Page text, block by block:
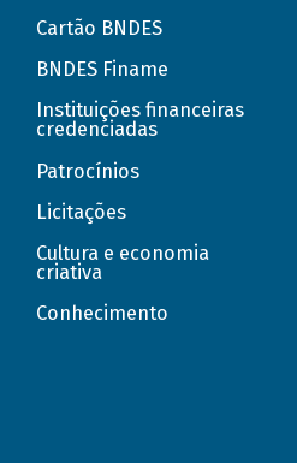
Cartão BNDES
BNDES Finame
Instituições financeiras
credenciadas
Patrocínios
Licitações
Cultura e economia
criativa
Conhecimento